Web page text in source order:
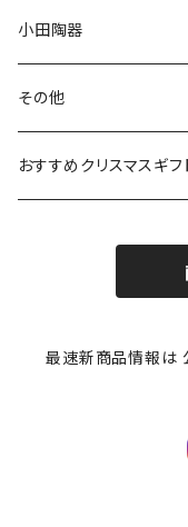
ボウル
ガラスウェア
カトラリー
リトルミイの日記念アイテム
スヌーピー
ピーターラビット
ポケットモンスター
mofusand（モフサンド）
mofsand×日比谷花壇
LISA LARSON(リサラ
LAURA ASHLEY(ロー
Finlayson(フィンレイ
HANAE MORI(ハナ
THE BEATLES(ザ・ビ
ねこ企画
Cecera(セセラ)
CELEC(セレック)
隅切り重箱
小田陶器
さざなみ
吉祥
メイメイウェア
SoSo(ソソ）
その他
リサイクル食器
おすすめクリスマスギフ
最速新商品情報は